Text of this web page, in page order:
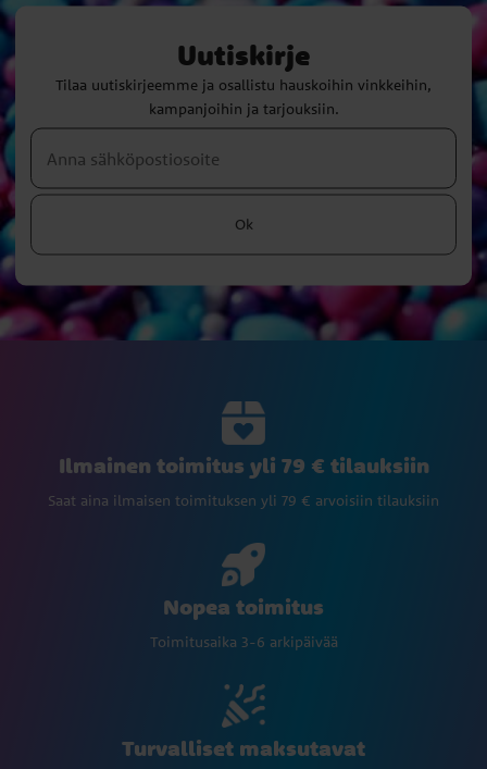
Uutiskirje
Tilaa uutiskirjeemme ja osallistu hauskoihin vinkkeihin,
kampanjoihin ja tarjouksiin.
Ok
Ilmainen toimitus yli 79 € tilauksiin
Saat aina ilmaisen toimituksen yli 79 € arvoisiin tilauksiin
Nopea toimitus
Toimitusaika 3-6 arkipäivää
Turvalliset maksutavat